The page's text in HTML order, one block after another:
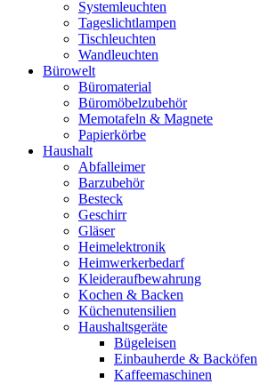
Systemleuchten
Tageslichtlampen
Tischleuchten
Wandleuchten
Bürowelt
Büromaterial
Büromöbelzubehör
Memotafeln & Magnete
Papierkörbe
Haushalt
Abfalleimer
Barzubehör
Besteck
Geschirr
Gläser
Heimelektronik
Heimwerkerbedarf
Kleideraufbewahrung
Kochen & Backen
Küchenutensilien
Haushaltsgeräte
Bügeleisen
Einbauherde & Backöfen
Kaffeemaschinen